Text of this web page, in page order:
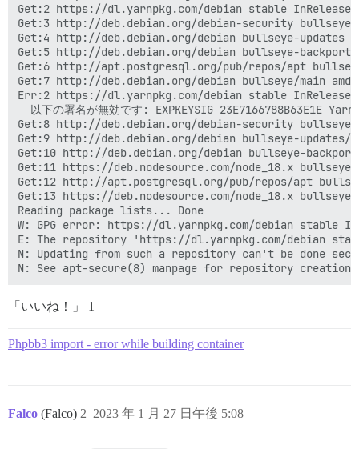
Get:2 https://dl.yarnpkg.com/debian stable InRelease
Get:3 http://deb.debian.org/debian-security
Get:4 http://deb.debian.org/debian bullseye-updates
Get:5 http://deb.debian.org/debian bullseye-
Get:6 http://apt.postgresql.org/pub/repos/apt
Get:7 http://deb.debian.org/debian bullseye/main
Err:2 https://dl.yarnpkg.com/debian stable InRelease
以下の署名が無効です: EXPKEYSIG 23E7166788B63E1E
Get:8 http://deb.debian.org/debian-security bullseye-
Get:9 http://deb.debian.org/debian bullseye-updates/
Get:10 http://deb.debian.org/debian bullseye-
Get:11 https://deb.nodesource.com/node_18.x
Get:12 http://apt.postgresql.org/pub/repos/apt
Get:13 https://deb.nodesource.com/node_18.x bullseye/
Reading package lists... Done
W: GPG error: https://dl.yarnpkg.com/debian stable
E: The repository 'https://dl.yarnpkg.com/debian
N: Updating from such a repository can't be done
「いいね！」 1
Phpbb3 import - error while building container
Falco (Falco) 2023 年 1 月 27 日午後 5:08
2